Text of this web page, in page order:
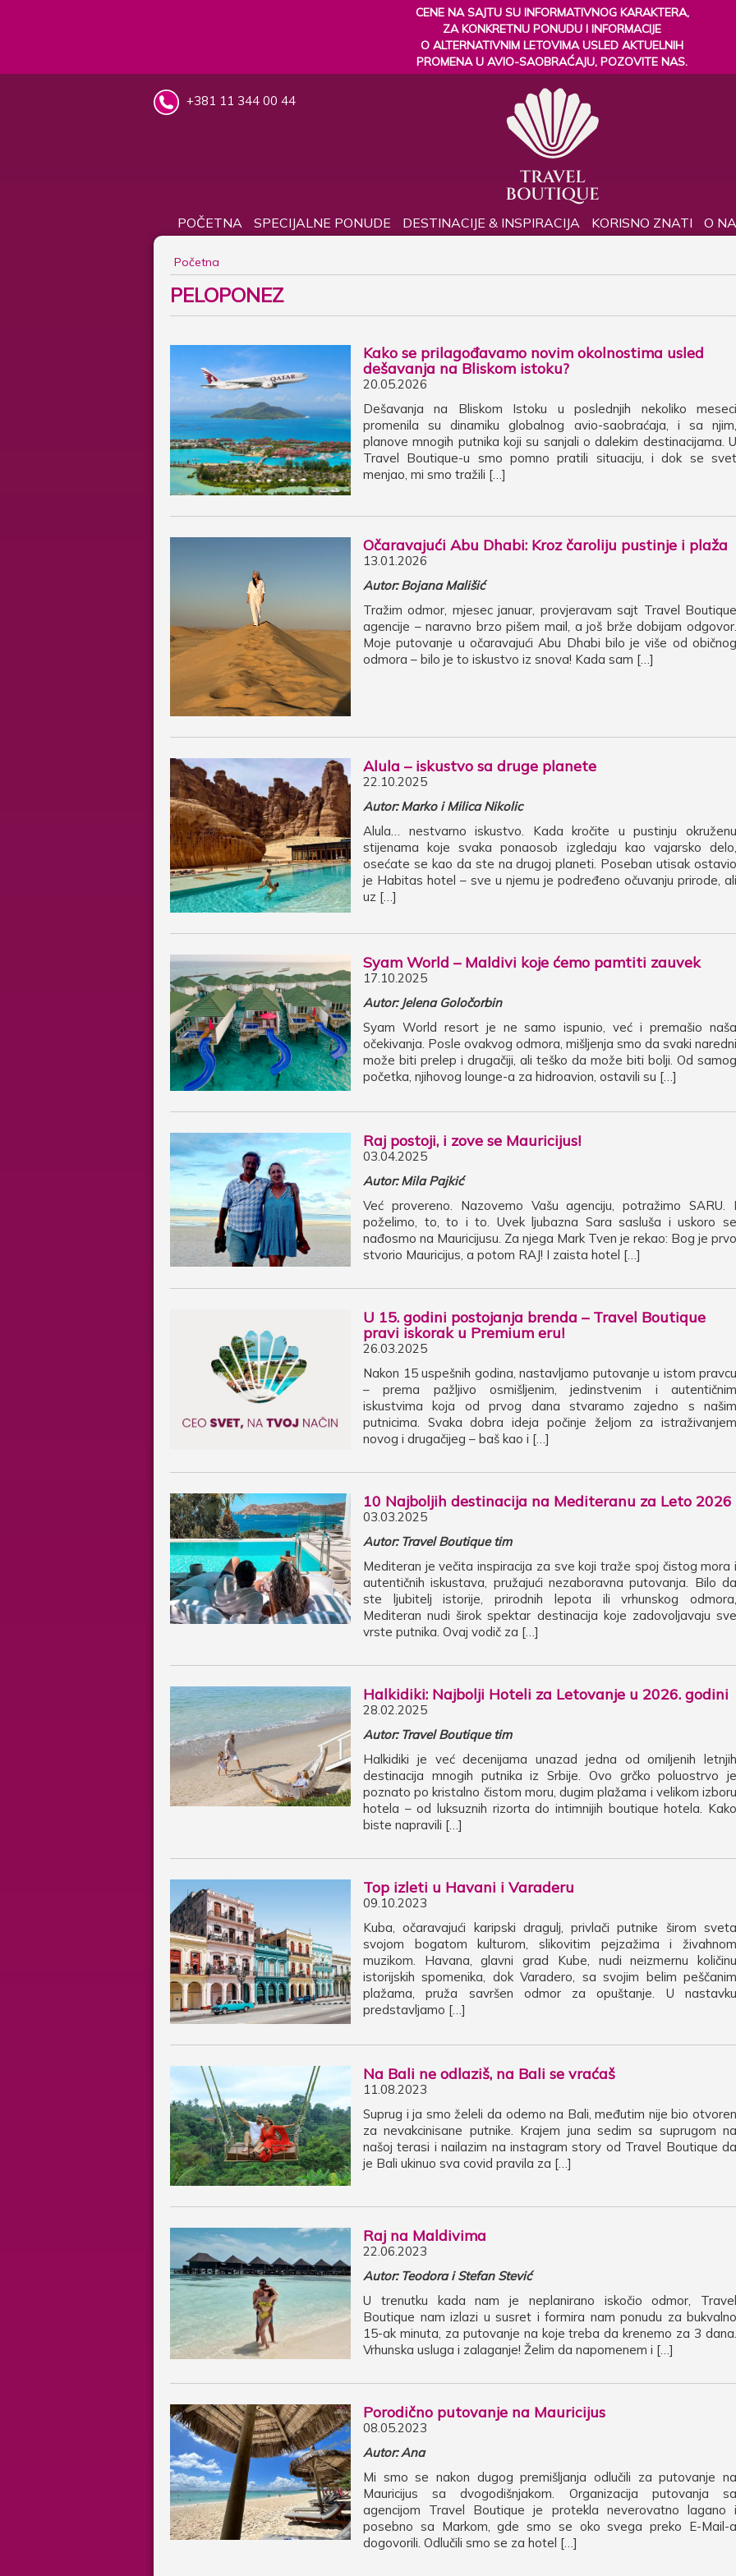
CENE NA SAJTU SU INFORMATIVNOG KARAKTERA,
ZA KONKRETNU PONUDU I INFORMACIJE
O ALTERNATIVNIM LETOVIMA USLED AKTUELNIH
PROMENA U AVIO-SAOBRAĆAJU, POZOVITE NAS.
+381 11 344 00 44
POČETNA SPECIJALNE PONUDE DESTINACIJE & INSPIRACIJA KORISNO ZNATI O
Početna
PELOPONEZ
Kako se prilagođavamo novim okolnostima usled
dešavanja na Bliskom istoku?
20.05.2026
Dešavanja na Bliskom Istoku u poslednjih nekoliko meseci
promenila su dinamiku globalnog avio-saobraćaja, i sa njim,
planove mnogih putnika koji su sanjali o dalekim destinacijama. U
Travel Boutique-u smo pomno pratili situaciju, i dok se svet
menjao, mi smo tražili […]
Očaravajući Abu Dhabi: Kroz čaroliju pustinje i plaža
13.01.2026
Autor: Bojana Mališić
Tražim odmor, mjesec januar, provjeravam sajt Travel Boutique
agencije – naravno brzo pišem mail, a još brže dobijam odgovor.
Moje putovanje u očaravajući Abu Dhabi bilo je više od običnog
odmora – bilo je to iskustvo iz snova! Kada sam […]
Alula – iskustvo sa druge planete
22.10.2025
Autor: Marko i Milica Nikolic
Alula… nestvarno iskustvo. Kada kročite u pustinju okruženu
stijenama koje svaka ponaosob izgledaju kao vajarsko delo,
osećate se kao da ste na drugoj planeti. Poseban utisak ostavio
je Habitas hotel – sve u njemu je podređeno očuvanju prirode, ali
uz […]
Syam World – Maldivi koje ćemo pamtiti zauvek
17.10.2025
Autor: Jelena Goločorbin
Syam World resort je ne samo ispunio, već i premašio naša
očekivanja. Posle ovakvog odmora, mišljenja smo da svaki naredni
može biti prelep i drugačiji, ali teško da može biti bolji. Od samog
početka, njihovog lounge-a za hidroavion, ostavili su […]
Raj postoji, i zove se Mauricijus!
03.04.2025
Autor: Mila Pajkić
Već provereno. Nazovemo Vašu agenciju, potražimo SARU. I
poželimo, to, to i to. Uvek ljubazna Sara sasluša i uskoro se
nađosmo na Mauricijusu. Za njega Mark Tven je rekao: Bog je prvo
stvorio Mauricijus, a potom RAJ! I zaista hotel […]
U 15. godini postojanja brenda – Travel Boutique
pravi iskorak u Premium eru!
26.03.2025
Nakon 15 uspešnih godina, nastavljamo putovanje u istom pravcu
– prema pažljivo osmišljenim, jedinstvenim i autentičnim
iskustvima koja od prvog dana stvaramo zajedno s našim
putnicima. Svaka dobra ideja počinje željom za istraživanjem
novog i drugačijeg – baš kao i […]
10 Najboljih destinacija na Mediteranu za Leto 2026
03.03.2025
Autor: Travel Boutique tim
Mediteran je večita inspiracija za sve koji traže spoj čistog mora i
autentičnih iskustava, pružajući nezaboravna putovanja. Bilo da
ste ljubitelj istorije, prirodnih lepota ili vrhunskog odmora,
Mediteran nudi širok spektar destinacija koje zadovoljavaju sve
vrste putnika. Ovaj vodič za […]
Halkidiki: Najbolji Hoteli za Letovanje u 2026. godini
28.02.2025
Autor: Travel Boutique tim
Halkidiki je već decenijama unazad jedna od omiljenih letnjih
destinacija mnogih putnika iz Srbije. Ovo grčko poluostrvo je
poznato po kristalno čistom moru, dugim plažama i velikom izboru
hotela – od luksuznih rizorta do intimnijih boutique hotela. Kako
biste napravili […]
Top izleti u Havani i Varaderu
09.10.2023
Kuba, očaravajući karipski dragulj, privlači putnike širom sveta
svojom bogatom kulturom, slikovitim pejzažima i živahnom
muzikom. Havana, glavni grad Kube, nudi neizmernu količinu
istorijskih spomenika, dok Varadero, sa svojim belim peščanim
plažama, pruža savršen odmor za opuštanje. U nastavku
predstavljamo […]
Na Bali ne odlaziš, na Bali se vraćaš
11.08.2023
Suprug i ja smo želeli da odemo na Bali, međutim nije bio otvoren
za nevakcinisane putnike. Krajem juna sedim sa suprugom na
našoj terasi i nailazim na instagram story od Travel Boutique da
je Bali ukinuo sva covid pravila za […]
Raj na Maldivima
22.06.2023
Autor: Teodora i Stefan Stević
U trenutku kada nam je neplanirano iskočio odmor, Travel
Boutique nam izlazi u susret i formira nam ponudu za bukvalno
15-ak minuta, za putovanje na koje treba da krenemo za 3 dana.
Vrhunska usluga i zalaganje! Želim da napomenem i […]
Porodično putovanje na Mauricijus
08.05.2023
Autor: Ana
Mi smo se nakon dugog premišljanja odlučili za putovanje na
Mauricijus sa dvogodišnjakom. Organizacija putovanja sa
agencijom Travel Boutique je protekla neverovatno lagano i
posebno sa Markom, gde smo se oko svega preko E-Mail-a
dogovorili. Odlučili smo se za hotel […]